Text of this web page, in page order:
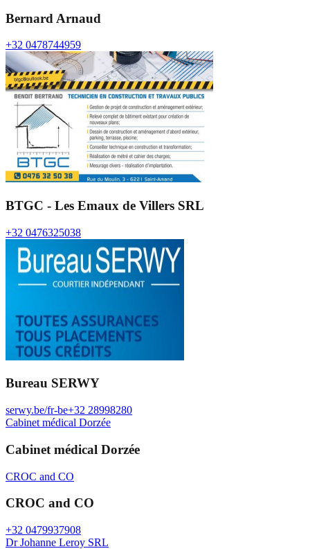
Bernard Arnaud
+32 0478744959
BTGC - Les Emaux de Villers SRL
+32 0476325038
Bureau SERWY
serwy.be/fr-be+32 28998280
Cabinet médical Dorzée
Cabinet médical Dorzée
CROC and CO
CROC and CO
+32 0479937908
Dr Johanne Leroy SRL